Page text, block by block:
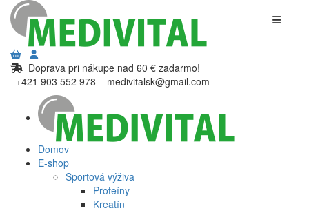
Doprava pri nákupe nad 60 € zadarmo!
+421 903 552 978
medivitalsk@gmail.com
Domov
E-shop
Športová výživa
Proteíny
Kreatín